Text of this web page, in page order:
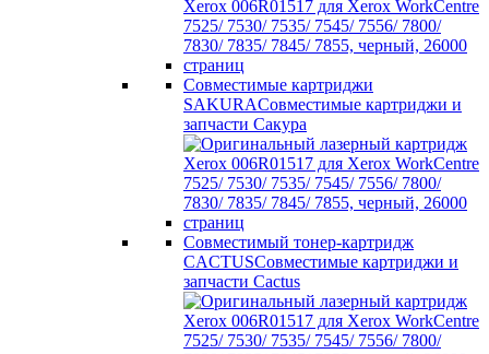
Совместимые картриджи
SAKURAСовместимые картриджи и
запчасти Сакура
Совместимый тонер-картридж
CACTUSСовместимые картриджи и
запчасти Cactus